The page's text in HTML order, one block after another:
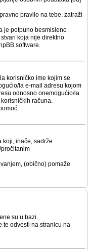
pravilo na tebe, zatraži
je potpuno besmisleno
koja nije direktno
software.
korisničko ime kojim se
la e-mail adresu kojom
odnosno onemogućio/la
računa.
koji, inače, sadrže
(obično) pomaže
su u bazi.
te odvesti na stranicu na